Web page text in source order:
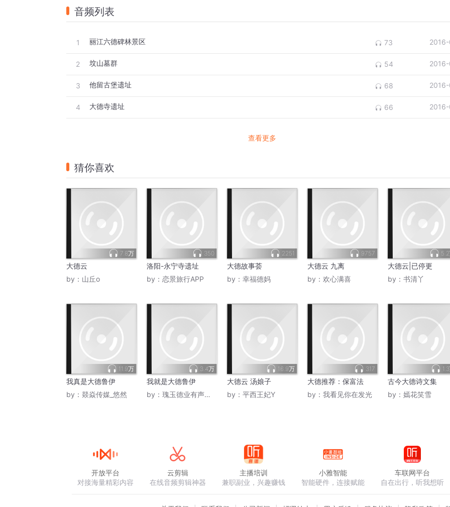
音频列表
1 丽江六德碑林景区 73
2 坟山墓群 54
3 他留古堡遗址 68
4 大德寺遗址 66
查看更多
猜你喜欢
7.8万
大德云
by： 山丘o
350
洛阳-永宁寺遗址
by： 恋景旅行APP
2251
大德故事荟
by： 幸福德妈
9757
大德云 九离
by： 欢心满喜
大德云|已停更
by： 书清丫
11.9万
我真是大德鲁伊
by： 燚焱传媒_悠然
3.4万
我就是大德鲁伊
by： 瑰玉德业有声交流
16.9万
大德云 汤娘子
by： 平西王妃Y
317
大德推荐：保富法
by： 我看见你在发光
古今大德诗文集
by： 嫣花笑雪
开放平台
对接海量精彩内容
云剪辑
在线音频剪辑神器
主播培训
兼职副业，兴趣赚钱
小雅智能
智能硬件，连接赋能
车联网平台
自在出行，听我想听